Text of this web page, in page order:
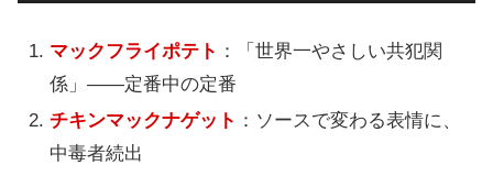
マックフライポテト ：「世界一やさしい共犯関
係」——定番中の定番
チキンマックナゲット ：ソースで変わる表情に、
中毒者続出